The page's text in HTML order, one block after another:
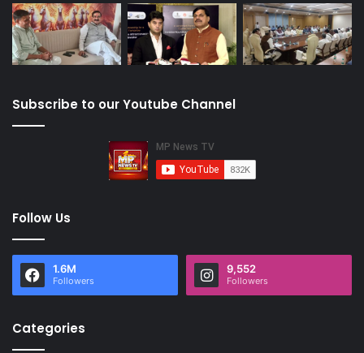
Subscribe to our Youtube Channel
Follow Us
1.6M
Followers
9,552
Followers
Categories